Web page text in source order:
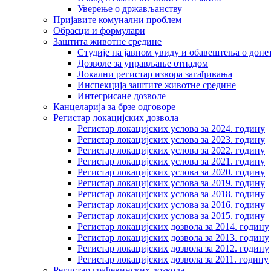
Уверење о држављанству
Пријавите комунални проблем
Обрасци и формулари
Заштита животне средине
Студије на јавном увиду и обавештења о
Дозволе за управљање отпадом
Локални регистар извора загађивања
Инспекција заштите животне средине
Интегрисане дозволе
Канцеларија за брзе одговоре
Регистар локацијских дозвола
Регистар локацијских услова за 2024. годину
Регистар локацијских услова за 2023. годину
Регистар локацијских услова за 2022. годину
Регистар локацијских услова за 2021. годину
Регистар локацијских услова за 2020. годину
Регистар локацијских услова за 2019. годину
Регистар локацијских услова за 2018. годину
Регистар локацијских услова за 2016. годину
Регистар локацијских услова за 2015. годину
Регистар локацијских дозвола за 2014. годину
Регистар локацијских дозвола за 2013. годину
Регистар локацијских дозвола за 2012. годину
Регистар локацијских дозвола за 2011. годину